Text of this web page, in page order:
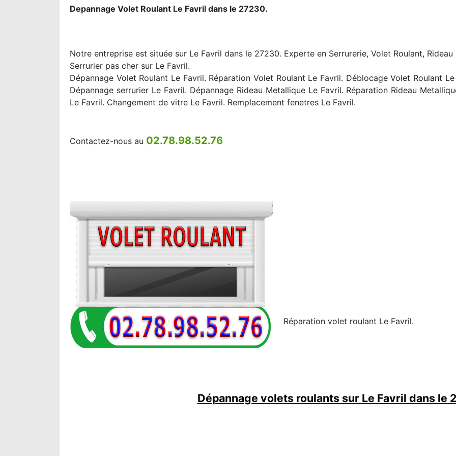
Depannage Volet Roulant Le Favril dans le 27230.
Notre entreprise est située sur Le Favril dans le 27230. Experte en Serrurerie, Volet Roulant, Rideau
Serrurier pas cher sur Le Favril.
Dépannage Volet Roulant Le Favril. Réparation Volet Roulant Le Favril. Déblocage Volet Roulant
Dépannage serrurier Le Favril. Dépannage Rideau Metallique Le Favril. Réparation Rideau
Le Favril. Changement de vitre Le Favril. Remplacement fenetres Le Favril.
Contactez-nous au 02.78.98.52.76
Réparation volet roulant Le Favril.
Dépannage volets roulants sur Le Favril dans le